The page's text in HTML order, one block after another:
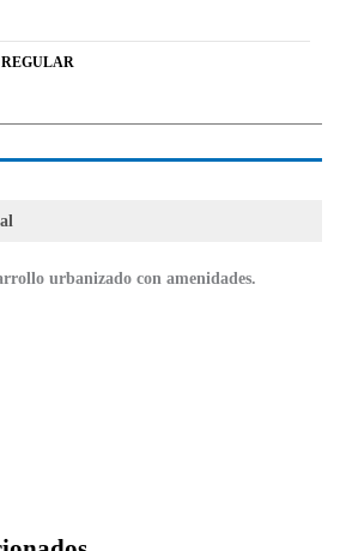
REGULAR
urbanizado con amenidades.